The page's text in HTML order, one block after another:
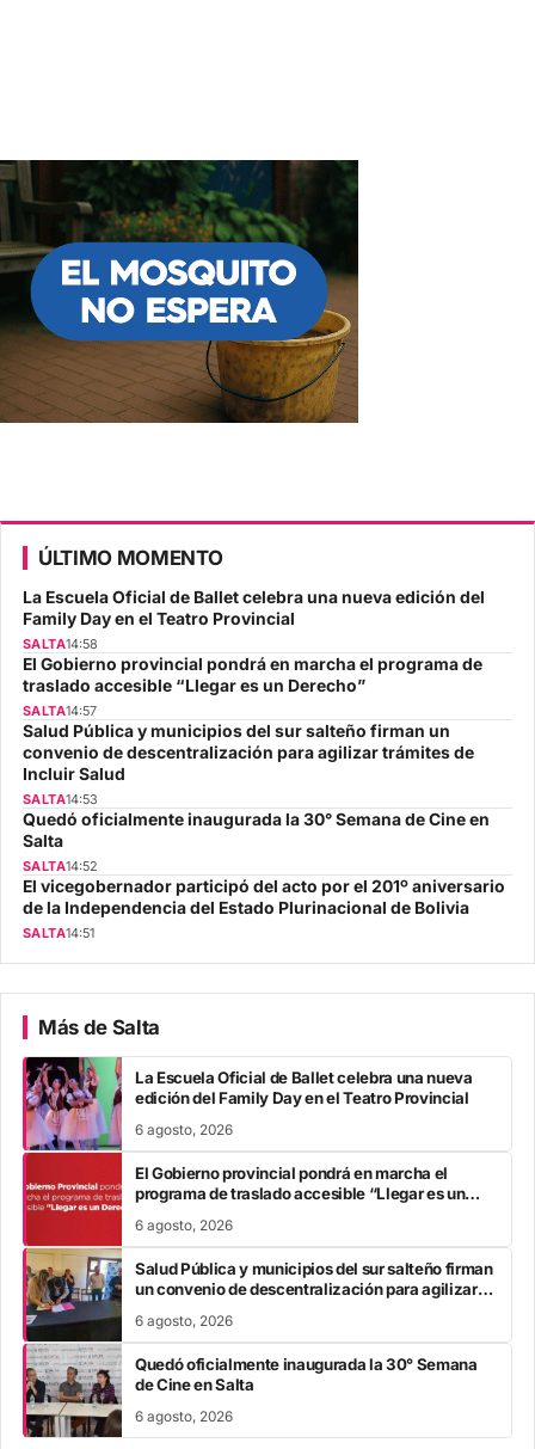
ÚLTIMO MOMENTO
La Escuela Oficial de Ballet celebra una nueva edición del
Family Day en el Teatro Provincial
SALTA14:58
El Gobierno provincial pondrá en marcha el programa de
traslado accesible “Llegar es un Derecho”
SALTA14:57
Salud Pública y municipios del sur salteño firman un
convenio de descentralización para agilizar trámites de
Incluir Salud
SALTA14:53
Quedó oficialmente inaugurada la 30° Semana de Cine en
Salta
SALTA14:52
El vicegobernador participó del acto por el 201º aniversario
de la Independencia del Estado Plurinacional de Bolivia
SALTA14:51
Más de Salta
La Escuela Oficial de Ballet celebra una nueva
edición del Family Day en el Teatro Provincial
6 agosto, 2026
El Gobierno provincial pondrá en marcha el
programa de traslado accesible “Llegar es un
6 agosto, 2026
Salud Pública y municipios del sur salteño firman
un convenio de descentralización para agilizar
6 agosto, 2026
Quedó oficialmente inaugurada la 30° Semana
de Cine en Salta
6 agosto, 2026